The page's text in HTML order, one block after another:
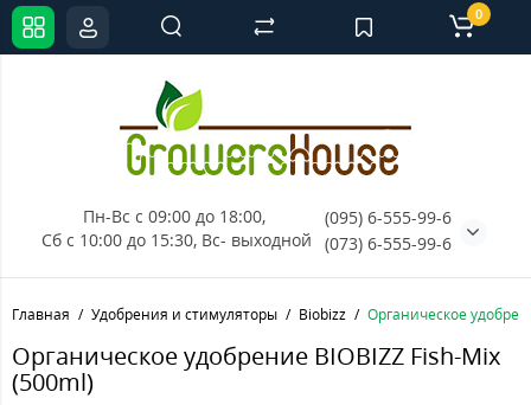
Пн-Вс с 09:00 до 18:00,
Сб с 10:00 до 15:30, Вс- выходной
(095) 6-555-99-6
(073) 6-555-99-6
0
Главная Удобрения и стимуляторы Biobizz Органическое
Органическое удобрение BIOBIZZ Fish-Mix
(500ml)